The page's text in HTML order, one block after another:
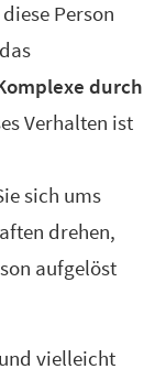
Person
durch
Verhalten ist
sich ums
drehen,
aufgelöst
vielleicht